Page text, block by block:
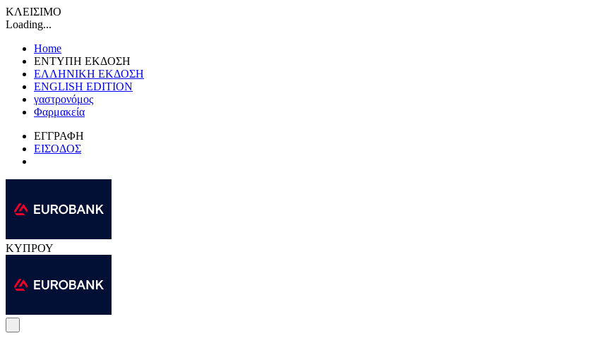
ΚΛΕΙΣΙΜΟ
Loading...
Home
ΕΝΤΥΠΗ ΕΚΔΟΣΗ
ΕΛΛΗΝΙΚΗ ΕΚΔΟΣΗ
ENGLISH EDITION
γαστρονόμος
Φαρμακεία
ΕΓΓΡΑΦΗ
ΕΙΣΟΔΟΣ
ΚΥΠΡΟΥ